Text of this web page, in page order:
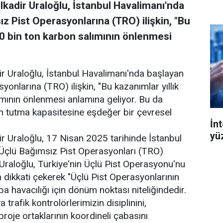
Uraloğlu, İstanbul Havalimanı'nda
Pist Operasyonlarına (TRO) ilişkin, "Bu
bin ton karbon salımının önlenmesi
Uraloğlu, İstanbul Havalimanı'nda başlayan
(TRO) ilişkin, "Bu kazanımlar yıllık
önlenmesi anlamına geliyor. Bu da
tutma kapasitesine eşdeğer bir çevresel
Uraloğlu, 17 Nisan 2025 tarihinde İstanbul
Bağımsız Pist Operasyonları (TRO)
Türkiye'nin Üçlü Pist Operasyonu'nu
çekerek "Üçlü Pist Operasyonlarının
havacılığı için dönüm noktası niteliğindedir.
trafik kontrolörlerimizin disiplinini,
ortaklarının koordineli çabasını